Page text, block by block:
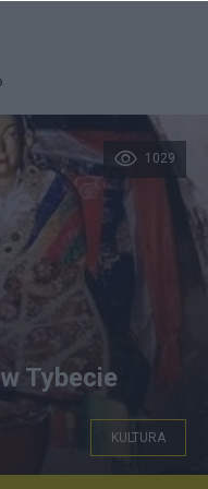
1029
Tybecie
KULTURA